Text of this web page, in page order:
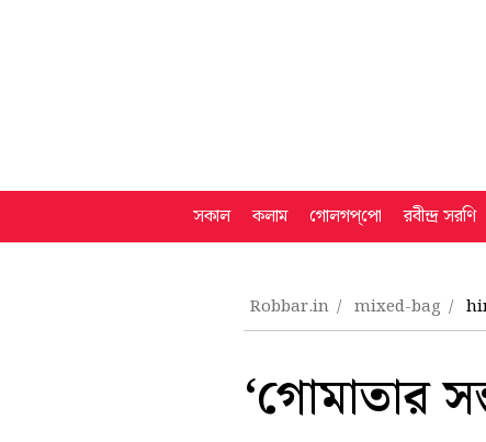
সকাল কলাম গোলগপ্‌পো রবীন্দ্র সরণি
Robbar.in mixed-bag
‘গোমাতার